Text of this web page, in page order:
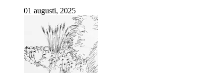
01 augusti, 2025